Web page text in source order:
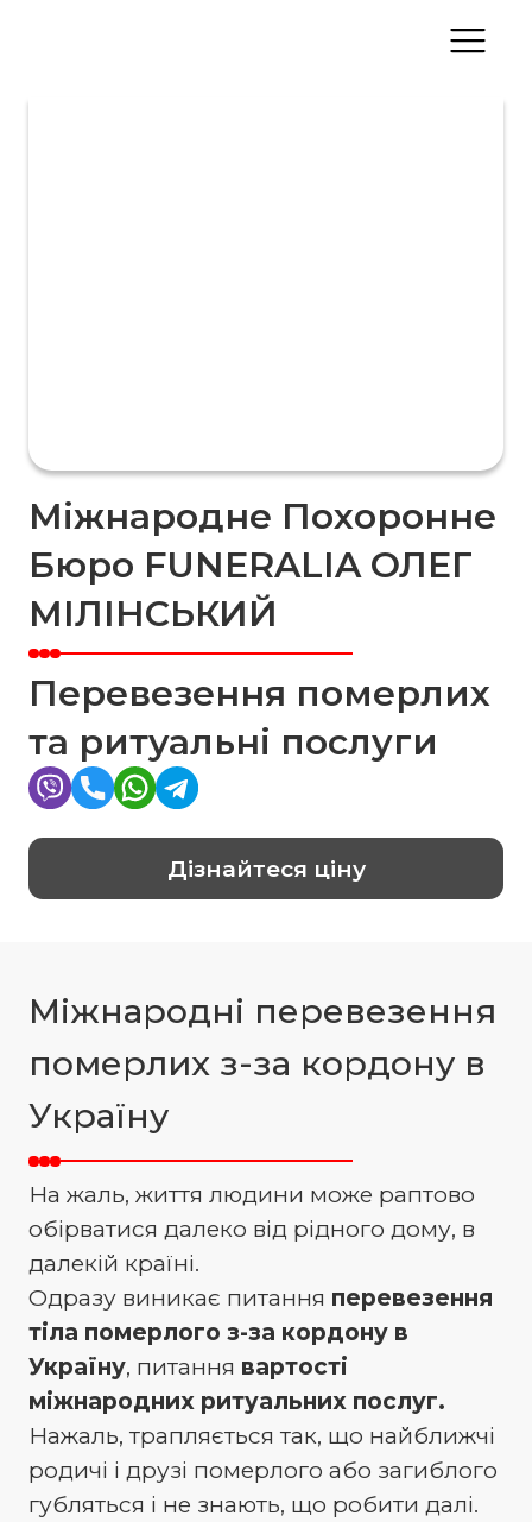
Міжнародне Похоронне
Бюро FUNERALIA ОЛЕГ
МІЛІНСЬКИЙ
Перевезення померлих
та ритуальні послуги
Дізнайтеся ціну
Міжнародні перевезення
померлих з-за кордону в
Україну
На жаль, життя людини може раптово
обірватися далеко від рідного дому, в
далекій країні.
Одразу виникає питання перевезення
тіла померлого з-за кордону в
Україну, питання вартості
міжнародних ритуальних послуг.
Нажаль, трапляється так, що найближчі
родичі і друзі померлого або загиблого
губляться і не знають, що робити далі.